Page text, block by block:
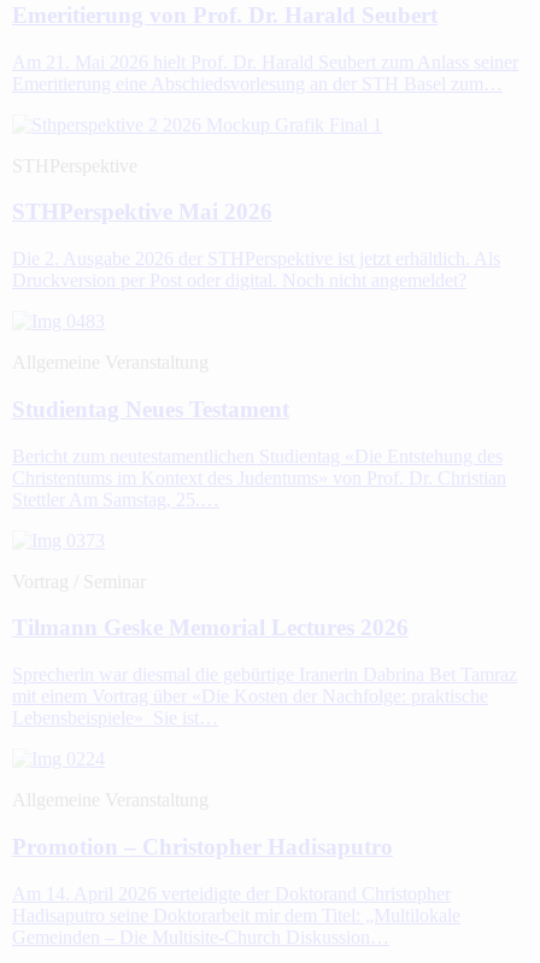
Emeritierung von Prof. Dr. Harald Seubert
Am 21. Mai 2026 hielt Prof. Dr. Harald Seubert zum Anlass seiner
Emeritierung eine Abschiedsvorlesung an der STH Basel zum…
STHPerspektive
STHPerspektive Mai 2026
Die 2. Ausgabe 2026 der STHPerspektive ist jetzt erhältlich. Als
Druckversion per Post oder digital. Noch nicht angemeldet?
Allgemeine Veranstaltung
Studientag Neues Testament
Bericht zum neutestamentlichen Studientag «Die Entstehung des
Christentums im Kontext des Judentums» von Prof. Dr. Christian
Stettler Am Samstag, 25.…
Vortrag / Seminar
Tilmann Geske Memorial Lectures 2026
Sprecherin war diesmal die gebürtige Iranerin Dabrina Bet Tamraz
mit einem Vortrag über «Die Kosten der Nachfolge: praktische
Lebensbeispiele» Sie ist…
Allgemeine Veranstaltung
Promotion – Christopher Hadisaputro
Am 14. April 2026 verteidigte der Doktorand Christopher
Hadisaputro seine Doktorarbeit mir dem Titel: „Multilokale
Gemeinden – Die Multisite-Church Diskussion…